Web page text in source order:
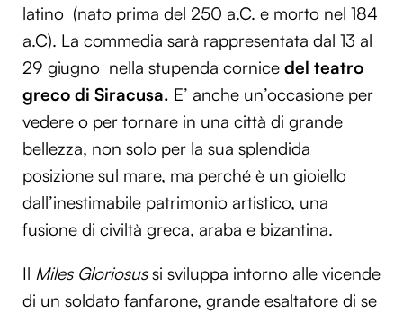
latino (nato prima del 250 a.C. e morto nel 184
a.C). La commedia sarà rappresentata dal 13 al
29 giugno nella stupenda cornice del teatro
greco di Siracusa. E’ anche un’occasione per
vedere o per tornare in una città di grande
bellezza, non solo per la sua splendida
posizione sul mare, ma perché è un gioiello
dall’inestimabile patrimonio artistico, una
fusione di civiltà greca, araba e bizantina.
Il Miles Gloriosussi sviluppa intorno alle vicende
di un soldato fanfarone, grande esaltatore di se